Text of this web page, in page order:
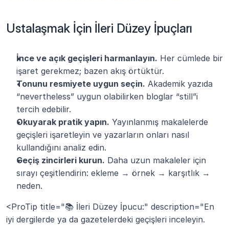
Ustalaşmak İçin İleri Düzey İpuçları
İnce ve açık geçişleri harmanlayın. Her cümlede bir
işaret gerekmez; bazen akış örtüktür.
Tonunu resmiyete uygun seçin. Akademik yazıda
“nevertheless” uygun olabilirken bloglar “still”i
tercih edebilir.
Okuyarak pratik yapın. Yayınlanmış makalelerde
geçişleri işaretleyin ve yazarların onları nasıl
kullandığını analiz edin.
Geçiş zincirleri kurun. Daha uzun makaleler için
sırayı çeşitlendirin: ekleme → örnek → karşıtlık →
neden.
<ProTip title="📚 İleri Düzey İpucu:" description="En
iyi dergilerde ya da gazetelerdeki geçişleri inceleyin.